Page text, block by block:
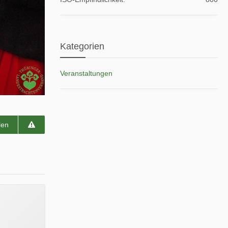
Kategorien
Veranstaltungen